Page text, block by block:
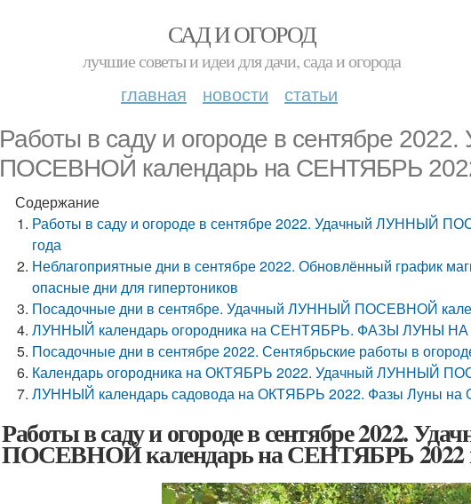
САД И ОГОРОД
лучшие советы и идеи для дачи, сада и огорода
главная новости статьи
Работы в саду и огороде в сентябре
ПОСЕВНОЙ календарь на СЕНТЯБРЬ
Содержание
Работы в саду и огороде в сентябре 2022. Удачный ЛУННЫЙ
года
Неблагоприятные дни в сентябре 2022. Обновлённый график
опасные дни для гипертоников
Посадочные дни в сентябре. Удачный ЛУННЫЙ ПОСЕВНОЙ
ЛУННЫЙ календарь огородника на СЕНТЯБРЬ. ФАЗЫ ЛУНЫ
Посадочные дни в сентябре 2022. Сентябрьские работы в
Календарь огородника на ОКТЯБРЬ 2022. Удачный ЛУННЫЙ
ЛУННЫЙ календарь садовода на ОКТЯБРЬ 2022. Фазы Луны на
Работы в саду и огороде в сентябре 2022.
ПОСЕВНОЙ календарь на СЕНТЯБРЬ 2022